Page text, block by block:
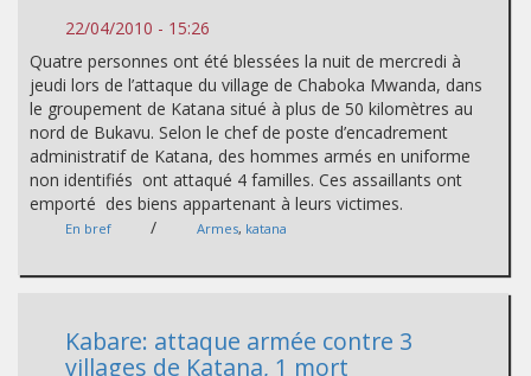
22/04/2010 - 15:26
Quatre personnes ont été blessées la nuit de mercredi à
jeudi lors de l’attaque du village de Chaboka Mwanda, dans
le groupement de Katana situé à plus de 50 kilomètres au
nord de Bukavu. Selon le chef de poste d’encadrement
administratif de Katana, des hommes armés en uniforme
non identifiés ont attaqué 4 familles. Ces assaillants ont
emporté des biens appartenant à leurs victimes.
En bref / Armes, katana
Kabare: attaque armée contre 3
villages de Katana, 1 mort